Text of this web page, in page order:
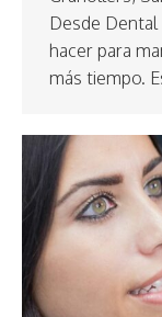
Desde
hacer para
más tiempo.